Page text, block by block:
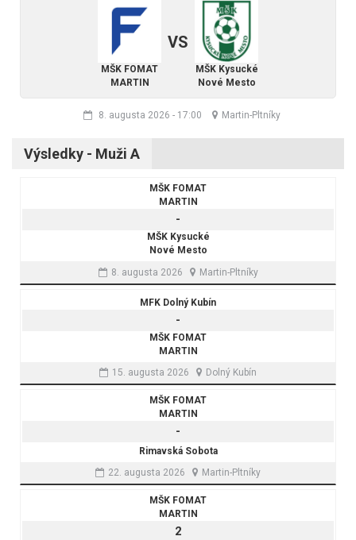
MŠK FOMAT
MARTIN
VS
MŠK Kysucké
Nové Mesto
8. augusta 2026 - 17:00 Martin-Pltníky
Výsledky - Muži A
MŠK FOMAT
MARTIN
-
MŠK Kysucké
Nové Mesto
8. augusta 2026
Martin-Pltníky
MFK Dolný Kubín
-
MŠK FOMAT
MARTIN
15. augusta 2026
Dolný Kubín
MŠK FOMAT
MARTIN
-
Rimavská Sobota
22. augusta 2026
Martin-Pltníky
MŠK FOMAT
MARTIN
2